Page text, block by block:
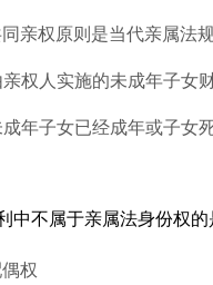
亲权原则是当代亲属法
权人实施的未成年子女
年子女已经成年或子女
中不属于亲属法身份权的
权